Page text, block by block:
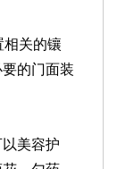
相关的镶
的门面装
美容护